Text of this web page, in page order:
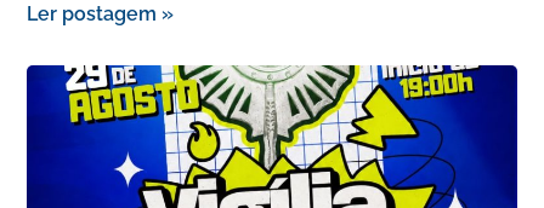
Ler postagem »